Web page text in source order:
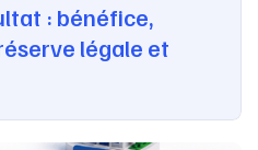
: bénéfice,
légale et